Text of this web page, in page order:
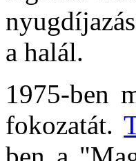
a halál.
1975-ben
fokozatát.